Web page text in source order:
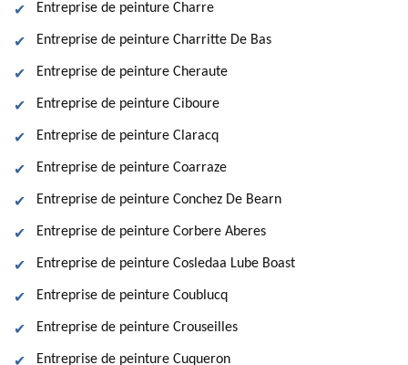
Entreprise de peinture Charre
Entreprise de peinture Charritte De Bas
Entreprise de peinture Cheraute
Entreprise de peinture Ciboure
Entreprise de peinture Claracq
Entreprise de peinture Coarraze
Entreprise de peinture Conchez De Bearn
Entreprise de peinture Corbere Aberes
Entreprise de peinture Cosledaa Lube Boast
Entreprise de peinture Coublucq
Entreprise de peinture Crouseilles
Entreprise de peinture Cuqueron